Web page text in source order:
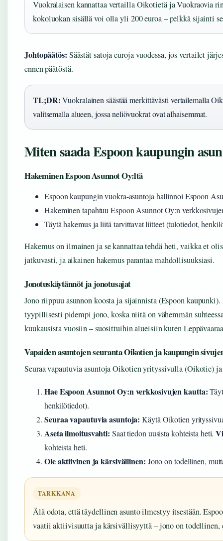
Vuokralaisen kannattaa vertailla Oikotietä ja Vuokraovia
kokoluokan sisällä voi olla yli 200 euroa – pelkkä sijainti
Johtopäätös: Säästät satoja euroja vuodessa, jos vertailet
ennen päätöstä.
TL;DR:Vuokralainen säästää merkittävästi vertailemalla
valitsemalla alueen, jossa neliövuokrat ovat alhaisemmat.
Miten saada Espoon kaupungin
Hakeminen Espoon Asunnot Oy:ltä
Espoon kaupungin vuokra-asuntoja hallinnoi Espoon
Hakeminen tapahtuu Espoon Asunnot Oy:n
Täytä hakemus ja liitä tarvittavat liitteet (tulotiedot,
Hakemus on ilmainen ja se kannattaa tehdä heti, vaikka et
jatkuvasti, ja aikainen hakemus parantaa mahdollisuuksiasi.
Jonotuskäytännöt ja jonotusajat
Jono riippuu asunnon koosta ja sijainnista (Espoon
tyypillisesti pidempi jono, koska niitä on vähemmän
kuukausista vuosiin – suosittuihin alueisiin kuten
Vapaiden asuntojen seuranta Oikotien ja kaupungin
Seuraa vapautuvia asuntoja Oikotien yrityssivulla (Oikotie)
Hae Espoon Asunnot Oy:n verkkosivujen kautta:
henkilötiedot).
Seuraa vapautuvia asuntoja: Käytä Oikotien
Aseta ilmoitusvahti: Saat tiedon uusista kohteista heti.
kohteista heti.
Ole aktiivinen ja kärsivällinen: Jono on todellinen,
TARKKANA
Älä odota, että täydellinen asunto ilmestyy itsestään.
vaatii aktiivisuutta ja kärsivällisyyttä – jono on todellinen,